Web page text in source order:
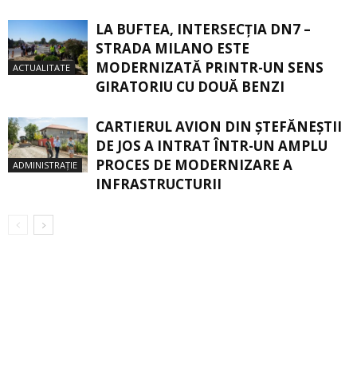
ACTUALITATE
LA BUFTEA, INTERSECŢIA DN7 –
STRADA MILANO ESTE
MODERNIZATĂ PRINTR-UN SENS
GIRATORIU CU DOUĂ BENZI
ADMINISTRAȚIE
CARTIERUL AVION DIN ŞTEFĂNEŞTII
DE JOS A INTRAT ÎNTR-UN AMPLU
PROCES DE MODERNIZARE A
INFRASTRUCTURII